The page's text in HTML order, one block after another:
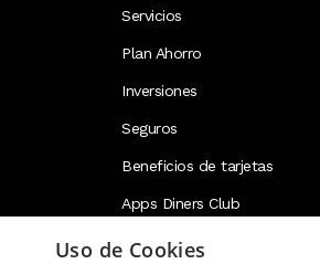
Servicios
Plan Ahorro
Inversiones
Seguros
Beneficios de tarjetas
Apps Diners Club
Uso de Cookies